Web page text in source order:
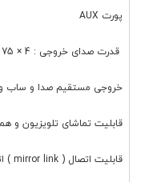
پورت AUX
قدرت صدای خروجی : 4 × 75 وات
خروجی مستقیم صدا و ساب
قابلیت تماشای تلویزیون و
قابلیت اتصال ( mirror link ) اتصال گوشی به مانیتور و انتقال تصویر و ویدیو هماهنگ با اندروید و آیفون